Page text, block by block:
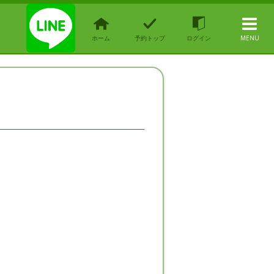
ホーム 予約トップ ログイン MENU